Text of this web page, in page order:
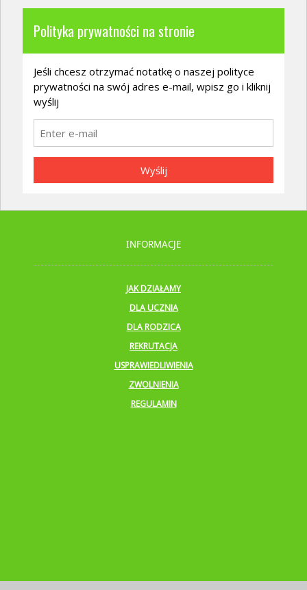
Polityka prywatności na stronie
Jeśli chcesz otrzymać notatkę o naszej polityce
prywatności na swój adres e-mail, wpisz go i kliknij
wyślij
Wyślij
INFORMACJE
JAK DZIAŁAMY
DLA UCZNIA
DLA RODZICA
REKRUTACJA
USPRAWIEDLIWIENIA
ZWOLNIENIA
REGULAMIN